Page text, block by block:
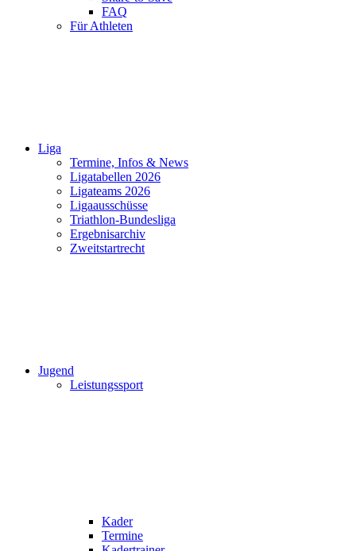
FAQ
Für Athleten
Liga
Termine, Infos & News
Ligatabellen 2026
Ligateams 2026
Ligaausschüsse
Triathlon-Bundesliga
Ergebnisarchiv
Zweitstartrecht
Jugend
Leistungssport
Kader
Termine